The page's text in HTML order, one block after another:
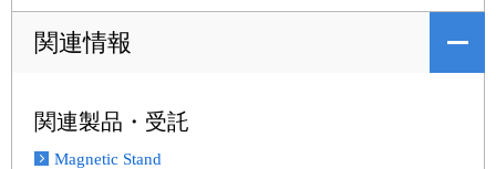
関連情報
関連製品・受託
Magnetic Stand